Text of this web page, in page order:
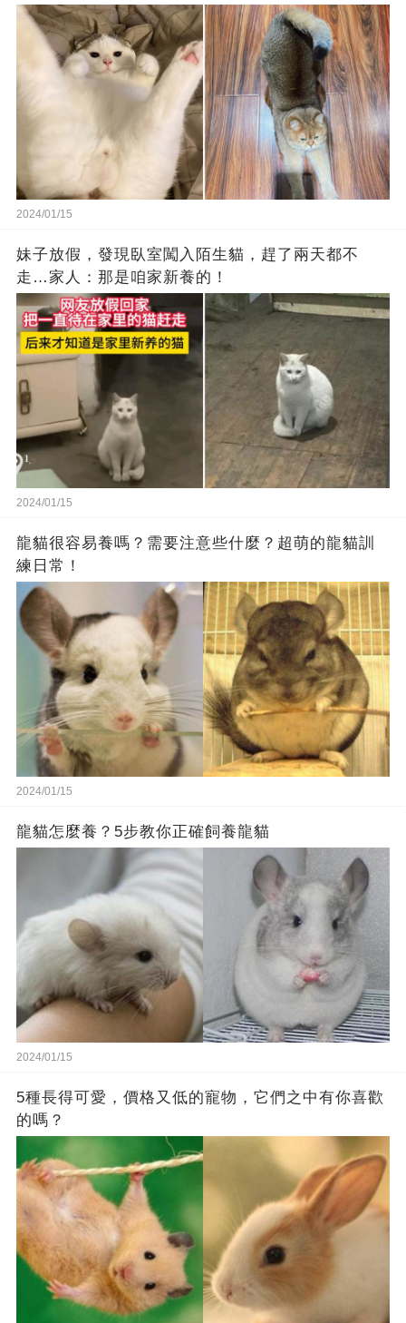
2024/01/15
妹子放假，發現臥室闖入陌生貓，趕了兩天都不
走…家人：那是咱家新養的！
2024/01/15
龍貓很容易養嗎？需要注意些什麼？超萌的龍貓訓
練日常！
2024/01/15
龍貓怎麼養？5步教你正確飼養龍貓
2024/01/15
5種長得可愛，價格又低的寵物，它們之中有你喜歡
的嗎？